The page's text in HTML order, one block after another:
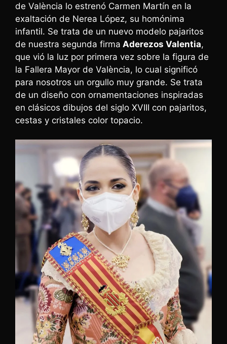
de València lo estrenó Carmen Martín en la
exaltación de Nerea López, su homónima
infantil. Se trata de un nuevo modelo pajaritos
de nuestra segunda firma Aderezos Valentia,
que vió la luz por primera vez sobre la figura de
la Fallera Mayor de València, lo cual significó
para nosotros un orgullo muy grande. Se trata
de un diseño con ornamentaciones inspiradas
en clásicos dibujos del siglo XVIII con pajaritos,
cestas y cristales color topacio.